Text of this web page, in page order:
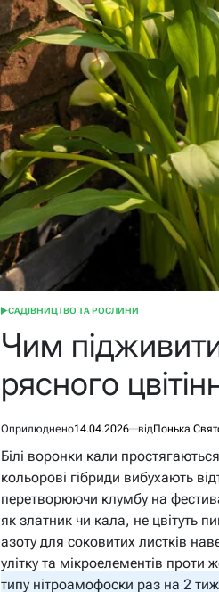
ОПУБЛІКУВАТИ
САДІВНИЦТВО ТА РОСЛИНИ
Чим
рясного
Оприлюднено14.04.2026 відПонька
Білі воронки кали
кольорові гібриди вибухають
перетворюючи клумбу на
як златник чи кала, не цвітуть
азоту для соковитих листків
улітку та мікроелементів проти
типу нітроамофоски раз на 2